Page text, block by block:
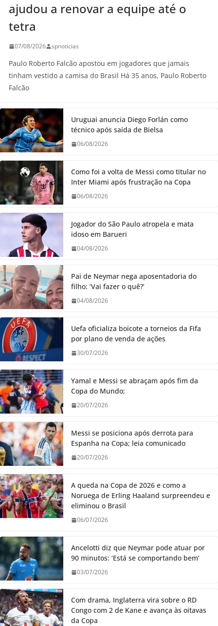
ajudou a renovar a equipe até o
tetra
07/08/2026 spnoticias
Paulo Roberto Falcão apostou em jogadores que jamais
tinham vestido a camisa do Brasil Há 35 anos, Paulo Roberto
Falcão
Uruguai anuncia Diego Forlán como
técnico após saída de Bielsa
06/08/2026
Como foi a volta de Messi como titular no
Inter Miami após frustração na Copa
06/08/2026
Jogador do São Paulo atropela e mata
idoso em Barueri
04/08/2026
Pai de Neymar nega aposentadoria do
filho: ‘Vai fazer o quê?’
04/08/2026
Uefa oficializa boicote a torneios da Fifa
por plano de venda de ações
30/07/2026
Yamal e Messi se abraçam após fim da
Copa do Mundo;
20/07/2026
Messi se posiciona após derrota para
Espanha na Copa; leia comunicado
20/07/2026
A queda na Copa de 2026 e como a
Noruega de Erling Haaland surpreendeu e
eliminou o Brasil
06/07/2026
Ancelotti diz que Neymar pode atuar por
90 minutos: ‘Está se comportando bem’
03/07/2026
Com drama, Inglaterra vira sobre o RD
Congo com 2 de Kane e avança às oitavas
da Copa